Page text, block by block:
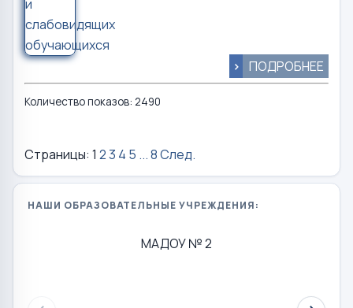
> ПОДРОБНЕЕ
Количество показов: 2490
Страницы: 1 23 4 5 ...8След.
НАШИ ОБРАЗОВАТЕЛЬНЫЕ УЧРЕЖДЕНИЯ:
МАДОУ № 2